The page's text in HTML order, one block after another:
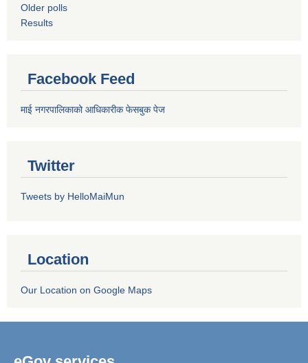
Older polls
Results
Facebook Feed
माई नगरपालिकाको आधिकारीक फेसबुक पेज
Twitter
Tweets by HelloMaiMun
Location
Our Location on Google Maps